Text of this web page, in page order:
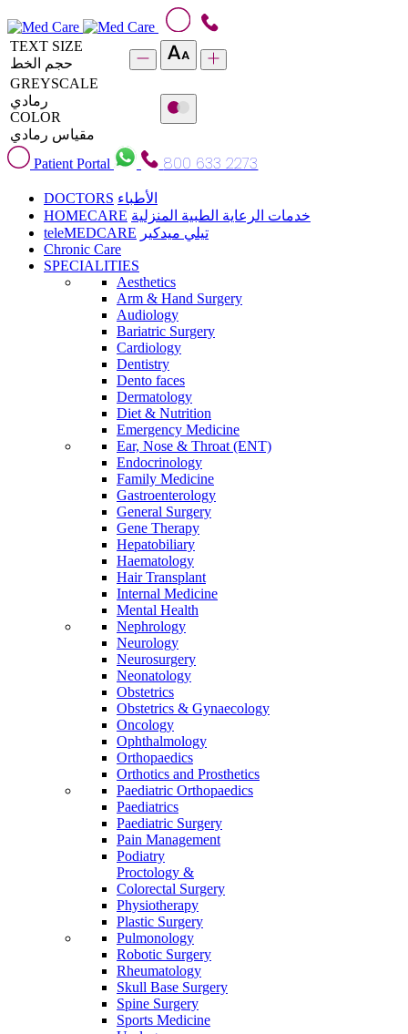
TEXT SIZE
حجم الخط
GREYSCALE
رمادي
COLOR
مقياس رمادي
Patient Portal
800 633 2273
DOCTORS الأطباء
HOMECARE خدمات الرعاية الطبية المنزلية
teleMEDCARE تيلي ميدكير
Chronic Care
SPECIALITIES
Aesthetics
Arm & Hand Surgery
Audiology
Bariatric Surgery
Cardiology
Dentistry
Dento faces
Dermatology
Diet & Nutrition
Emergency Medicine
Ear, Nose & Throat (ENT)
Endocrinology
Family Medicine
Gastroenterology
General Surgery
Gene Therapy
Hepatobiliary
Haematology
Hair Transplant
Internal Medicine
Mental Health
Nephrology
Neurology
Neurosurgery
Neonatology
Obstetrics
Obstetrics & Gynaecology
Oncology
Ophthalmology
Orthopaedics
Orthotics and Prosthetics
Paediatric Orthopaedics
Paediatrics
Paediatric Surgery
Pain Management
Podiatry
Proctology &
Colorectal Surgery
Physiotherapy
Plastic Surgery
Pulmonology
Robotic Surgery
Rheumatology
Skull Base Surgery
Spine Surgery
Sports Medicine